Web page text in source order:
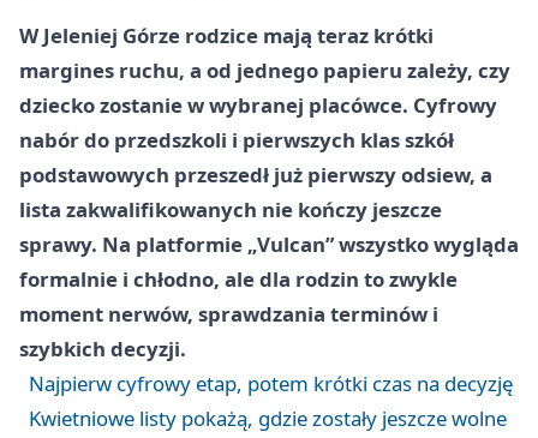
W Jeleniej Górze rodzice mają teraz krótki
margines ruchu, a od jednego papieru zależy, czy
dziecko zostanie w wybranej placówce. Cyfrowy
nabór do przedszkoli i pierwszych klas szkół
podstawowych przeszedł już pierwszy odsiew, a
lista zakwalifikowanych nie kończy jeszcze
sprawy. Na platformie „Vulcan” wszystko wygląda
formalnie i chłodno, ale dla rodzin to zwykle
moment nerwów, sprawdzania terminów i
szybkich decyzji.
Najpierw cyfrowy etap, potem krótki czas na decyzję
Kwietniowe listy pokażą, gdzie zostały jeszcze wolne